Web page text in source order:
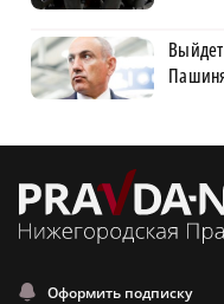
Оформить подписку